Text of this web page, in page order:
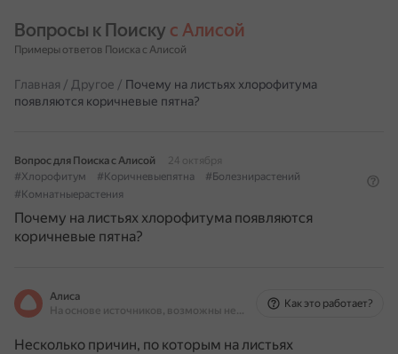
Вопросы к Поиску с Алисой
Примеры ответов Поиска с Алисой
Главная / Другое / Почему на листьях хлорофитума
появляются коричневые пятна?
Вопрос для Поиска с Алисой
24 октября
#Хлорофитум
#Коричневыепятна
#Болезнирастений
#Комнатныерастения
Почему на листьях хлорофитума появляются
коричневые пятна?
Алиса
На основе источников, возможны неточности
Как это работает?
Несколько причин, по которым на листьях